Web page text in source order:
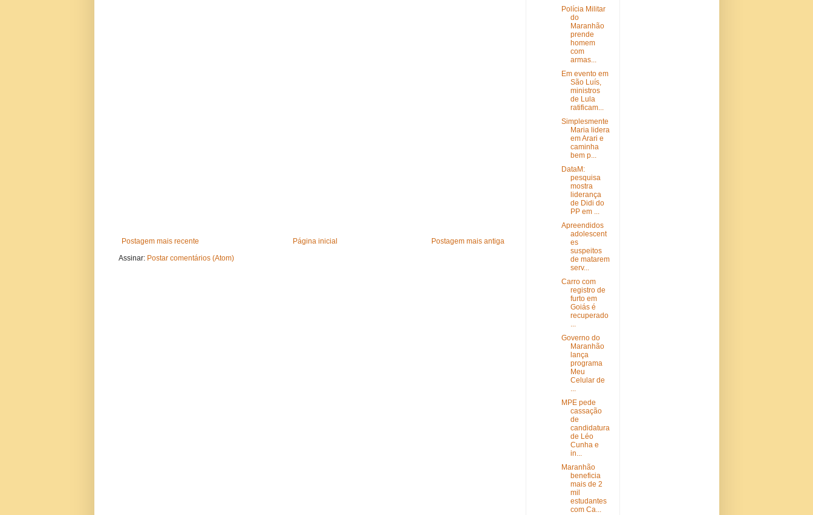
Postagem mais recente Postagem mais antiga
Página inicial
Assinar: Postar comentários (Atom)
Polícia Militar
do
Maranhão
prende
homem
com
armas...
Em evento em
São Luís,
ministros
de Lula
ratificam...
Simplesmente
Maria lidera
em Arari e
caminha
bem p...
DataM:
pesquisa
mostra
liderança
de Didi do
PP em ...
Apreendidos
adolescent
es
suspeitos
de matarem
serv...
Carro com
registro de
furto em
Goiás é
recuperado
...
Governo do
Maranhão
lança
programa
Meu
Celular de
...
MPE pede
cassação
de
candidatura
de Léo
Cunha e
in...
Maranhão
beneficia
mais de 2
mil
estudantes
com Ca...